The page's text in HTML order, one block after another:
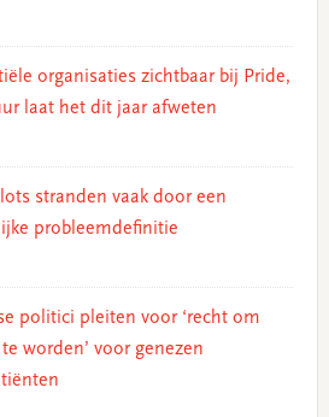
organisaties zichtbaar bij Pride,
laat het dit jaar afweten
stranden vaak door een
probleemdefinitie
politici pleiten voor ‘recht om
worden’ voor genezen